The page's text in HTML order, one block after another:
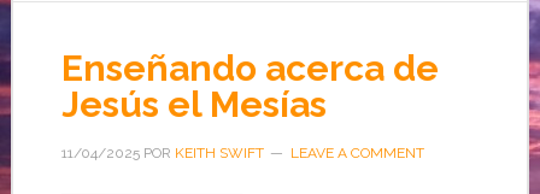
Enseñando acerca de
Jesús el Mesías
11/04/2025POR KEITH SWIFT LEAVE A COMMENT